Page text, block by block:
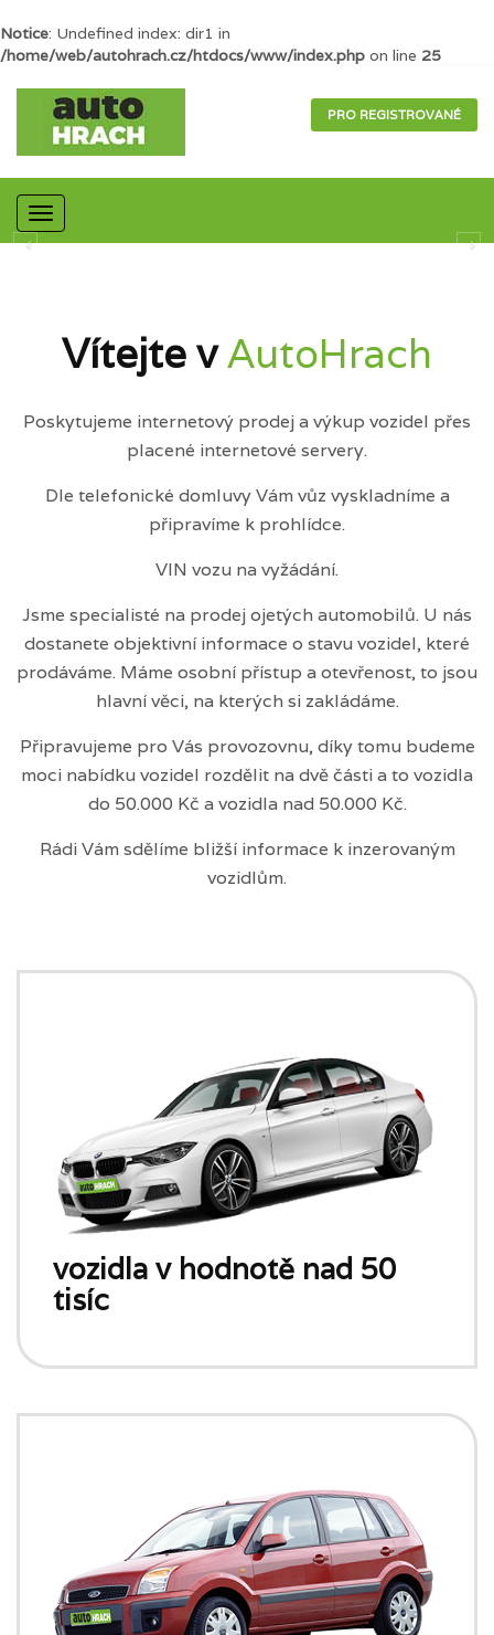
Notice: Undefined index: dir1 in
/home/web/autohrach.cz/htdocs/www/index.php on line 25
PRO REGISTROVANÉ
Mobilní
navigace
Vítejte vAutoHrach
Poskytujeme internetový prodej a výkup vozidel přes
placené internetové servery.
Dle telefonické domluvy Vám vůz vyskladníme a
připravíme k prohlídce.
VIN vozu na vyžádání.
Jsme specialisté na prodej ojetých automobilů. U nás
dostanete objektivní informace o stavu vozidel, které
prodáváme. Máme osobní přístup a otevřenost, to jsou
hlavní věci, na kterých si zakládáme.
Připravujeme pro Vás provozovnu, díky tomu budeme
moci nabídku vozidel rozdělit na dvě části a to vozidla
do 50.000 Kč a vozidla nad 50.000 Kč.
Rádi Vám sdělíme bližší informace k inzerovaným
vozidlům.
vozidla v hodnotě nad 50
tisíc